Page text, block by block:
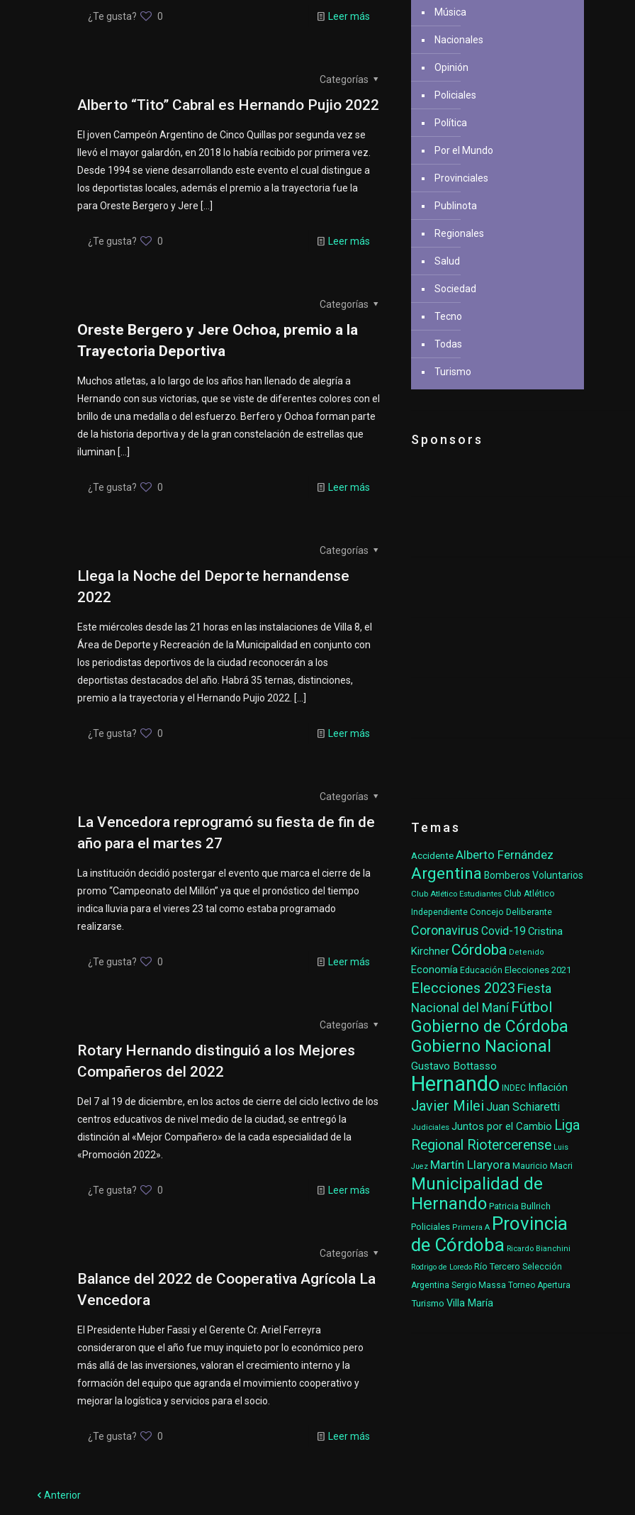
¿Te gusta? 0 Leer más
Categorías
Alberto “Tito” Cabral es Hernando Pujio 2022
El joven Campeón Argentino de Cinco Quillas por segunda vez se
llevó el mayor galardón, en 2018 lo había recibido por primera vez.
Desde 1994 se viene desarrollando este evento el cual distingue a
los deportistas locales, además el premio a la trayectoria fue la
para Oreste Bergero y Jere […]
¿Te gusta? 0 Leer más
Categorías
Oreste Bergero y Jere Ochoa, premio a la
Trayectoria Deportiva
Muchos atletas, a lo largo de los años han llenado de alegría a
Hernando con sus victorias, que se viste de diferentes colores con el
brillo de una medalla o del esfuerzo. Berfero y Ochoa forman parte
de la historia deportiva y de la gran constelación de estrellas que
iluminan […]
¿Te gusta? 0 Leer más
Categorías
Llega la Noche del Deporte hernandense
2022
Este miércoles desde las 21 horas en las instalaciones de Villa 8, el
Área de Deporte y Recreación de la Municipalidad en conjunto con
los periodistas deportivos de la ciudad reconocerán a los
deportistas destacados del año. Habrá 35 ternas, distinciones,
premio a la trayectoria y el Hernando Pujio 2022. […]
¿Te gusta? 0 Leer más
Categorías
La Vencedora reprogramó su fiesta de fin de
año para el martes 27
La institución decidió postergar el evento que marca el cierre de la
promo “Campeonato del Millón” ya que el pronóstico del tiempo
indica lluvia para el vieres 23 tal como estaba programado
realizarse.
¿Te gusta? 0 Leer más
Categorías
Rotary Hernando distinguió a los Mejores
Compañeros del 2022
Del 7 al 19 de diciembre, en los actos de cierre del ciclo lectivo de los
centros educativos de nivel medio de la ciudad, se entregó la
distinción al «Mejor Compañero» de la cada especialidad de la
«Promoción 2022».
¿Te gusta? 0 Leer más
Categorías
Balance del 2022 de Cooperativa Agrícola La
Vencedora
El Presidente Huber Fassi y el Gerente Cr. Ariel Ferreyra
consideraron que el año fue muy inquieto por lo económico pero
más allá de las inversiones, valoran el crecimiento interno y la
formación del equipo que agranda el movimiento cooperativo y
mejorar la logística y servicios para el socio.
¿Te gusta? 0 Leer más
Anterior
Música
Nacionales
Opinión
Policiales
Política
Por el Mundo
Provinciales
Publinota
Regionales
Salud
Sociedad
Tecno
Todas
Turismo
Sponsors
Temas
AccidenteAlberto Fernández
Argentina Bomberos Voluntarios
Club Atlético Estudiantes Club Atlético
Independiente Concejo Deliberante
Coronavirus Covid-19 Cristina
Kirchner Córdoba Detenido
Economía Educación Elecciones 2021
Elecciones 2023 Fiesta
Nacional del Maní Fútbol
Gobierno de Córdoba
Gobierno Nacional
Gustavo Bottasso
Hernando INDEC Inflación
Javier Milei Juan Schiaretti
Judiciales Juntos por el Cambio Liga
Regional Riotercerense Luis
Juez Martín Llaryora Mauricio Macri
Municipalidad de
Hernando Patricia Bullrich
Policiales Primera A Provincia
de Córdoba Ricardo Bianchini
Rodrigo de Loredo Río Tercero Selección
Argentina Sergio Massa Torneo Apertura
Turismo Villa María